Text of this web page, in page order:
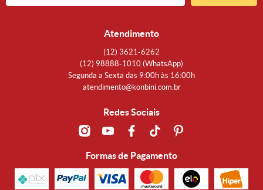
Atendimento
(12) 3621-6262
(12) 98888-1010 (WhatsApp)
Segunda a Sexta das 9:00h às 16:00h
atendimento@konbini.com.br
Redes Sociais
Formas de Pagamento